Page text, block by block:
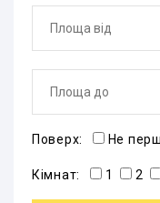
Поверх: Не
Кімнат: 1 2